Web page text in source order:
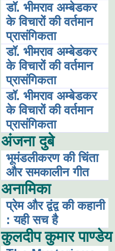
डॉ. भीमराव अम्बेडकर
के विचारों की वर्तमान
प्रासंगिकता
डॉ. भीमराव अम्बेडकर
के विचारों की वर्तमान
प्रासंगिकता
डॉ. भीमराव अम्बेडकर
के विचारों की वर्तमान
प्रासंगिकता
अंजना दुबे
भूमंडलीकरण की चिंता
और समकालीन गीत
अनामिका
प्रेम और द्वंद्व की कहानी
: यही सच है
कुलदीप कुमार पाण्डेय